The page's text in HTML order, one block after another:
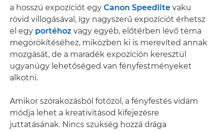
a hosszú expozíciót egy Canon Speedlite vaku
rövid villogásával, így nagyszerű expozíciót érhetsz
el egy portéhoz vagy egyéb, előtérben lévő téma
megörökítéséhez, miközben ki is merevíted annak
mozgását, de a maradék expozíción keresztül
ugyanúgy lehetőséged van fényfestményeket
alkotni.
Amikor szórakozásból fotózol, a fényfestés vidám
módja lehet a kreativitásod kifejezésre
juttatásának. Nincs szükség hozzá drága